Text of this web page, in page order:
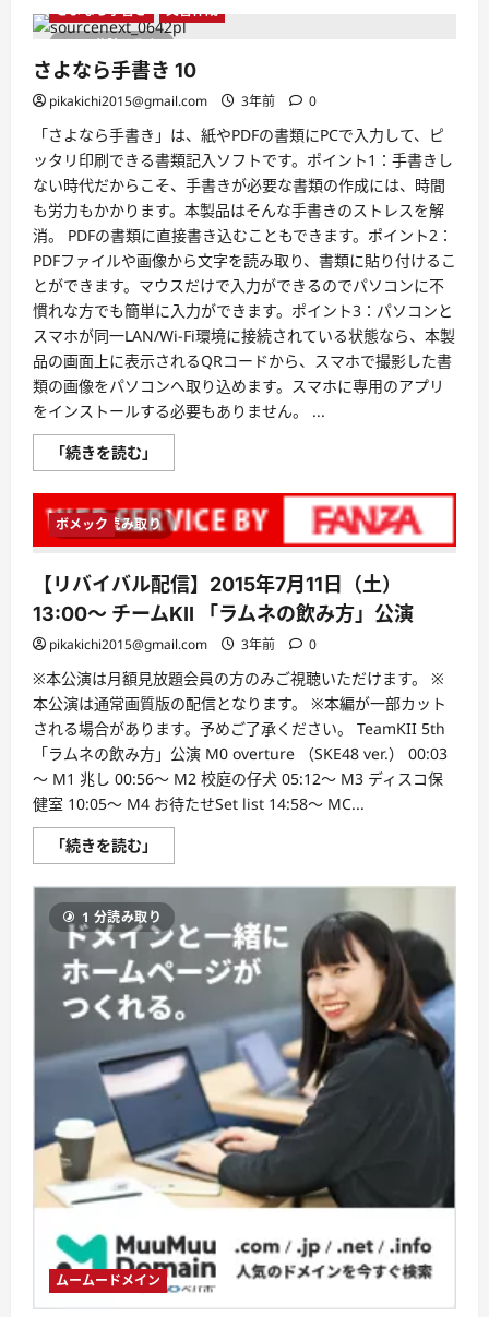
子
ち
ん
第
5
巻
つ
い
て
さ
ら
に
読
む
1 分読み取り
さよなら手書き
文書作成
さよなら手書き 10
pikakichi2015@gmail.com 3年前 0
「さよなら手書き」は、紙やPDFの書類にPCで入力して、ピ
ッタリ印刷できる書類記入ソフトです。ポイント1：手書きし
ない時代だからこそ、手書きが必要な書類の作成には、時間
も労力もかかります。本製品はそんな手書きのストレスを解
消。 PDFの書類に直接書き込むこともできます。ポイント2：
PDFファイルや画像から文字を読み取り、書類に貼り付けるこ
とができます。マウスだけで入力ができるのでパソコンに不
慣れな方でも簡単に入力ができます。ポイント3：パソコンと
スマホが同一LAN/Wi-Fi環境に接続されている状態なら、本製
品の画面上に表示されるQRコードから、スマホで撮影した書
類の画像をパソコンへ取り込めます。スマホに専用のアプリ
をインストールする必要もありません。 ...
「続きを読む」
よ
ら
手
書
き
に
つ
い
て
ら
読
む
1 分読み取り
ボメック
【リバイバル配信】2015年7月11日（土）
13:00〜 チームKII 「ラムネの飲み方」公演
pikakichi2015@gmail.com 3年前 0
※本公演は月額見放題会員の方のみご視聴いただけます。 ※
本公演は通常画質版の配信となります。 ※本編が一部カット
される場合があります。予めご了承ください。 TeamKII 5th
「ラムネの飲み方」公演 M0 overture （SKE48 ver.） 00:03
～ M1 兆し 00:56～ M2 校庭の仔犬 05:12～ M3 ディスコ保
健室 10:05～ M4 お待たせSet list 14:58～ MC...
「続きを読む」
バ
バ
ル
配
信】
2015
年
7
月
11
日
（土）
13:00〜
チ
ー
「ラ
ム
ネ
の
飲
公
演
に
つ
1 分読み取り
ムームードメイン